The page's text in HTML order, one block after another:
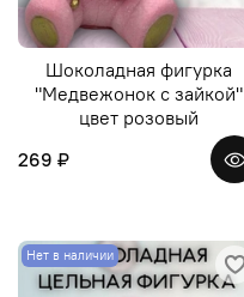
Шоколадная фигурка
"Медвежонок с зайкой"
цвет розовый
269 ₽
Нет в наличии